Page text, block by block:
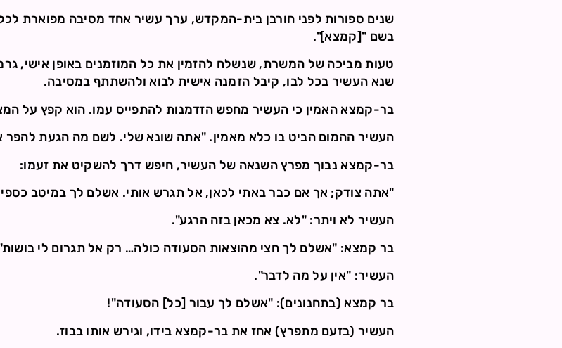
שנים ספורות לפני חורבן בית-המקדש, ערך עשיר אחד מסיבה מפוארת לכל
בשם "[קמצא]".
טעות מביכה של המשרת, שנשלח להזמין את כל המוזמנים באופן אישי,
שנא העשיר בכל לבו, קיבל הזמנה אישית לבוא ולהשתתף במסיבה.
בר-קמצא האמין כי העשיר מחפש הזדמנות להתפייס עמו. הוא קפץ על
העשיר ההמום הביט בו כלא מאמין. "אתה שונא שלי. לשם מה הגעת
בר-קמצא נבוך מפרץ השנאה של העשיר, חיפש דרך להשקיט את זעמו:
"אתה צודק; אך אם כבר באתי לכאן, אל תגרש אותי. אשלם לך במיטב
העשיר לא ויתר: "לא. צא מכאן בזה הרגע".
בר קמצא: "אשלם לך חצי מהוצאות הסעודה כולה… רק אל תגרום לי
העשיר: "אין על מה לדבר".
בר קמצא (בתחנונים): "אשלם לך עבור [כל] הסעודה"!
העשיר (בזעם מתפרץ) אחז את בר-קמצא בידו, וגירש אותו בבוז.